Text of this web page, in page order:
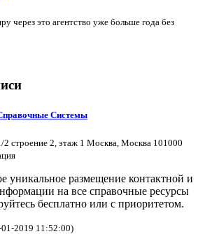
через это агентство уже больше года без
Системы
2 строение 2, этаж 1 Москва, Москва 101000
уникальное размещение контактной и
на все справочные ресурсы
бесплатно или с приоритетом.
01-2019 11:52:00)